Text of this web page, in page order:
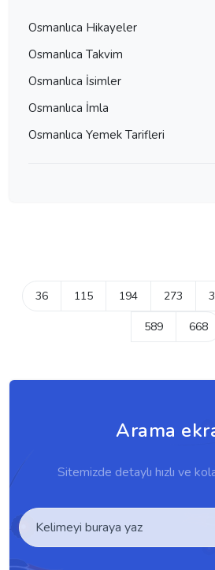
Osmanlıca Hikayeler
Osmanlıca Takvim
Osmanlıca İsimler
Osmanlıca İmla
Osmanlıca Yemek Tarifleri
36 115 194 273
589 668
Arama
Sitemizde detaylı hızlı ve